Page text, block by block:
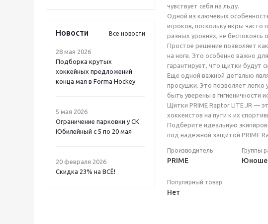
Новости Все новости
28 мая 2026
Подборка крутых
хоккейных предложений
конца мая в Forma Hockey
5 мая 2026
Ограничение парковки у СК
Юбилейный с 5 по 20 мая
20 февраля 2026
Скидка 23% на ВСË!
чувствует себя на льду.
Одной из ключевых
игроков, поскольку икры
разных уровнях, не беспокоясь
Простое решение позволяет
на ноге. Это особенно важно
гарантирует, что щитки будут
Еще одной важной деталью
просушки. Это позволяет
быть уверены в гигиеничности
Щитки PRIME Raptor LITE JR —
хоккеистов на пути к их
Подберите идеальную
под надежной защитой PRIME
Производитель
PRIME
Группы
Популярный товар
Нет